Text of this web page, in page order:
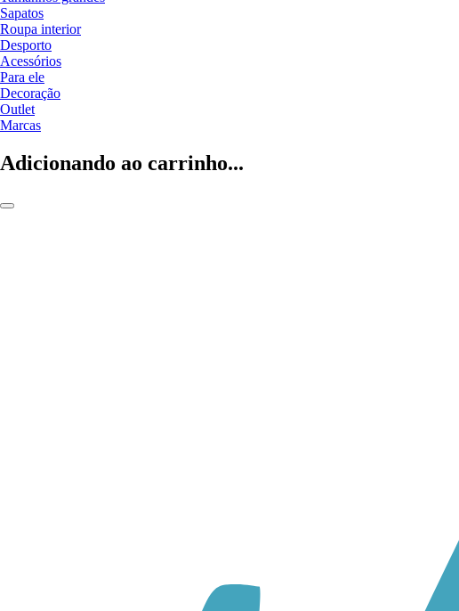
Sapatos
Roupa interior
Desporto
Acessórios
Para ele
Decoração
Outlet
Marcas
Adicionando ao carrinho...